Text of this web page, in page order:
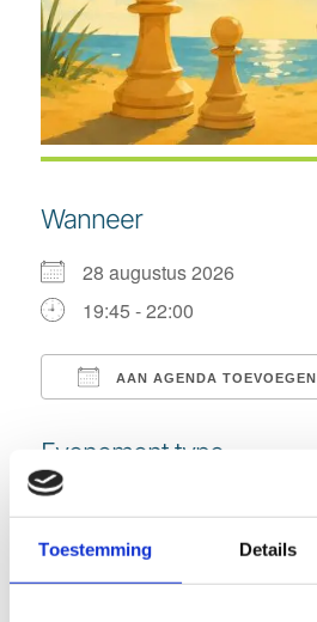
Toestemming Details
Wanneer
28 augustus 2026
19:45 - 22:00
AAN AGENDA TOEVOEGEN
Evenement type